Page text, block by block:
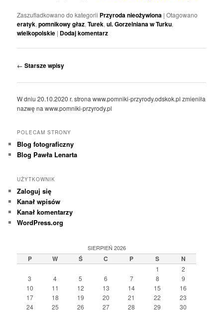
Zaszufladkowano do kategorii Przyroda nieożywiona |Otagowano
eratyk,pomnikowy głaz,Turek,ul. Gorzelniana w Turku,
wielkopolskie | Dodaj komentarz
Nawigacja
← Starsze wpisy
W dniu 20.10.2020 r. strona www.pomniki-przyrody.odskok.pl zmieniła
nazwę na www.pomniki-przyrody.pl
POLECAM STRONY
Blog fotograficzny
Blog Pawła Lenarta
UŻYTKOWNIK
Zaloguj się
Kanał wpisów
Kanał komentarzy
WordPress.org
SIERPIEŃ 2026
P W Ś C P S N
1
2
3
4 5 6 7 8
9
10
11 12 13 14 15
16
17
18 19 20 21 22
23
24
25 26 27 28 29
30